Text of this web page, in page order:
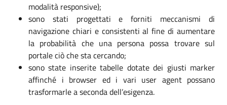
modalità responsive);
sono stati progettati e forniti meccanismi di
navigazione chiari e consistenti al fine di aumentare
la probabilità che una persona possa trovare sul
portale ciò che sta cercando;
sono state inserite tabelle dotate dei giusti marker
affinché i browser ed i vari user agent possano
trasformarle a seconda dell’esigenza.